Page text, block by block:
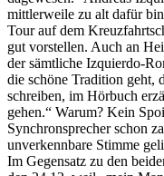
mittlerweile zu alt dafür
Tour auf dem
gut vorstellen. Auch an
der sämtliche Izquierdo-
die schöne Tradition geht,
schreiben, im Hörbuch
gehen.“ Warum? Kein
Synchronsprecher schon
unverkennbare Stimme
Im Gegensatz zu den